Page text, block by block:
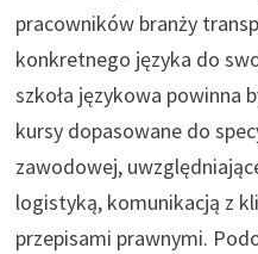
pracowników branży
konkretnego języka do
szkoła językowa powinna
kursy dopasowane do
zawodowej,
logistyką, komunikacją z
przepisami prawnymi.